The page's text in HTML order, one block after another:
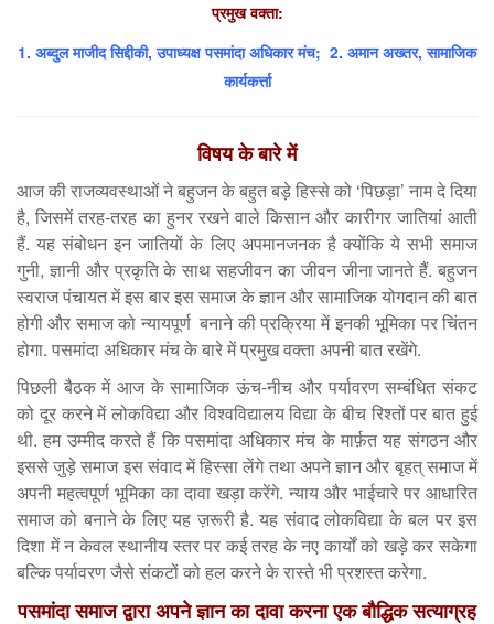
प्रमुख वक्ता:
1. अब्दुल माजीद सिद्दीकी, उपाध्यक्ष पसमांदा अधिकार मंच; 2. अमान अख्तर, सामाजिक
कार्यकर्त्ता
विषय के बारे में
आज की राजव्यवस्थाओं ने बहुजन के बहुत बड़े हिस्से को ‘पिछड़ा’ नाम दे दिया
है, जिसमें तरह-तरह का हुनर रखने वाले किसान और कारीगर जातियां आती
हैं. यह संबोधन इन जातियों के लिए अपमानजनक है क्योंकि ये सभी समाज
गुनी, ज्ञानी और प्रकृति के साथ सहजीवन का जीवन जीना जानते हैं. बहुजन
स्वराज पंचायत में इस बार इस समाज के ज्ञान और सामाजिक योगदान की बात
होगी और समाज को न्यायपूर्ण बनाने की प्रक्रिया में इनकी भूमिका पर चिंतन
होगा. पसमांदा अधिकार मंच के बारे में प्रमुख वक्ता अपनी बात रखेंगे.
पिछली बैठक में आज के सामाजिक ऊंच-नीच और पर्यावरण सम्बंधित संकट
को दूर करने में लोकविद्या और विश्वविद्यालय विद्या के बीच रिश्तों पर बात हुई
थी. हम उम्मीद करते हैं कि पसमांदा अधिकार मंच के मार्फ़त यह संगठन और
इससे जुड़े समाज इस संवाद में हिस्सा लेंगे तथा अपने ज्ञान और बृहत् समाज में
अपनी महत्वपूर्ण भूमिका का दावा खड़ा करेंगे. न्याय और भाईचारे पर आधारित
समाज को बनाने के लिए यह ज़रूरी है. यह संवाद लोकविद्या के बल पर इस
दिशा में न केवल स्थानीय स्तर पर कई तरह के नए कार्यों को खड़े कर सकेगा
बल्कि पर्यावरण जैसे संकटों को हल करने के रास्ते भी प्रशस्त करेगा.
पसमांदा समाज द्वारा अपने ज्ञान का दावा करना एक बौद्धिक सत्याग्रह